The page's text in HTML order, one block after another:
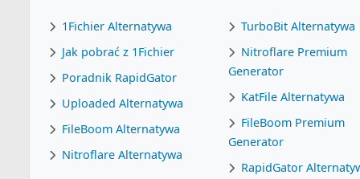
1Fichier Alternatywa
Jak pobrać z 1Fichier
Poradnik RapidGator
Uploaded Alternatywa
FileBoom Alternatywa
Nitroflare Alternatywa
TurboBit Alternatywa
Nitroflare Premium
Generator
KatFile Alternatywa
FileBoom Premium
Generator
RapidGator